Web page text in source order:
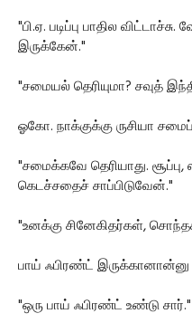
"பி.ஏ. படிப்பு பாதில
இருக்கேன்."
"சமையல் தெரியுமா? சவுத்
ஓகோ. நாக்குக்கு ருசியா
"சமைக்கவே தெரியாது.
கெடச்சதைச் சாப்பிடுவேன்."
"உனக்கு சினேகிதர்கள்,
பாய் ஃபிரண்ட்
"ஒரு பாய் ஃபிரண்ட் உண்டு சார்."